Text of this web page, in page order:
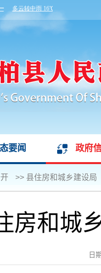
要闻 政府
>> 县住房和城乡建设局
房和城
日